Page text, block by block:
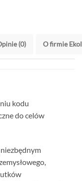
(0) O firmie
kodu
do celów